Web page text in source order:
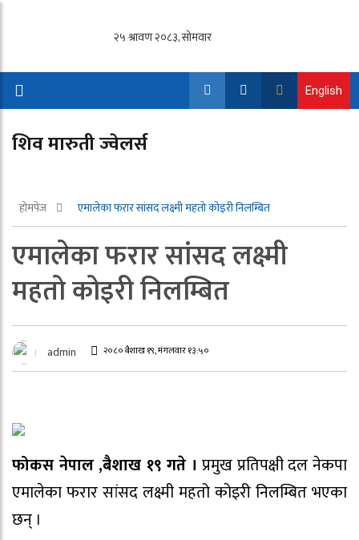
English
शिव मारुती ज्वेलर्स
होमपेज एमालेका फरार सांसद लक्ष्मी महतो कोइरी निलम्बित
एमालेका फरार सांसद लक्ष्मी
महतो कोइरी निलम्बित
admin २०८० बैशाख १९, मंगलवार १३:५०
फोकस नेपाल ,बैशाख १९ गते । प्रमुख प्रतिपक्षी दल नेकपा
एमालेका फरार सांसद लक्ष्मी महतो कोइरी निलम्बित भएका
छन् ।